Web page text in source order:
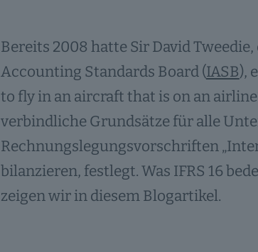
Bereits 2008 hatte Sir David
Accounting Standards Board (IASB),
to fly in an aircraft that is on an
verbindliche Grundsätze für alle
Rechnungslegungsvorschriften
bilanzieren, festlegt. Was IFRS 16
zeigen wir in diesem Blogartikel.